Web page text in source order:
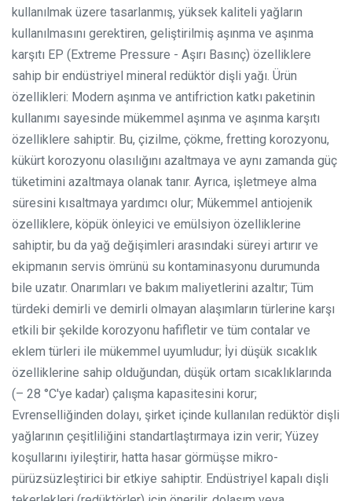
kullanılmak üzere tasarlanmış, yüksek kaliteli yağların
kullanılmasını gerektiren, geliştirilmiş aşınma ve aşınma
karşıtı EP (Extreme Pressure - Aşırı Basınç) özelliklere
sahip bir endüstriyel mineral redüktör dişli yağı. Ürün
özellikleri: Modern aşınma ve antifriction katkı paketinin
kullanımı sayesinde mükemmel aşınma ve aşınma karşıtı
özelliklere sahiptir. Bu, çizilme, çökme, fretting korozyonu,
kükürt korozyonu olasılığını azaltmaya ve aynı zamanda güç
tüketimini azaltmaya olanak tanır. Ayrıca, işletmeye alma
süresini kısaltmaya yardımcı olur; Mükemmel antiojenik
özelliklere, köpük önleyici ve emülsiyon özelliklerine
sahiptir, bu da yağ değişimleri arasındaki süreyi artırır ve
ekipmanın servis ömrünü su kontaminasyonu durumunda
bile uzatır. Onarımları ve bakım maliyetlerini azaltır; Tüm
türdeki demirli ve demirli olmayan alaşımların türlerine karşı
etkili bir şekilde korozyonu hafifletir ve tüm contalar ve
eklem türleri ile mükemmel uyumludur; İyi düşük sıcaklık
özelliklerine sahip olduğundan, düşük ortam sıcaklıklarında
(– 28 °C'ye kadar) çalışma kapasitesini korur;
Evrenselliğinden dolayı, şirket içinde kullanılan redüktör dişli
yağlarının çeşitliliğini standartlaştırmaya izin verir; Yüzey
koşullarını iyileştirir, hatta hasar görmüşse mikro-
pürüzsüzleştirici bir etkiye sahiptir. Endüstriyel kapalı dişli